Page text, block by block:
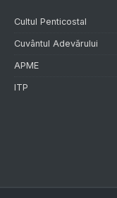
Cultul Penticostal
Cuvântul Adevărului
APME
ITP